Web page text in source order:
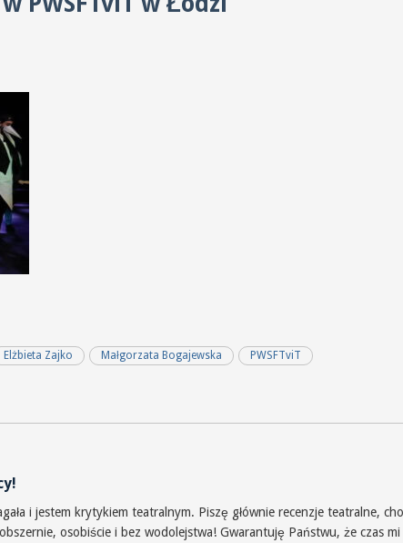
Elżbieta Zajko Małgorzata Bogajewska PWSFTviT
i jestem krytykiem teatralnym. Piszę głównie recenzje teatralne,
osobiście i bez wodolejstwa! Gwarantuję Państwu, że czas